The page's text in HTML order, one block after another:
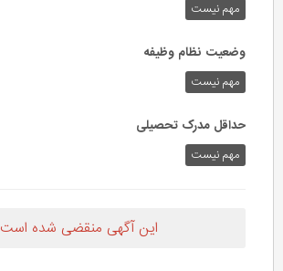
مهم نیست
وضعیت نظام وظیفه
مهم‌ نیست
حداقل مدرک تحصیلی
مهم نیست
این آگهی منقضی شده است